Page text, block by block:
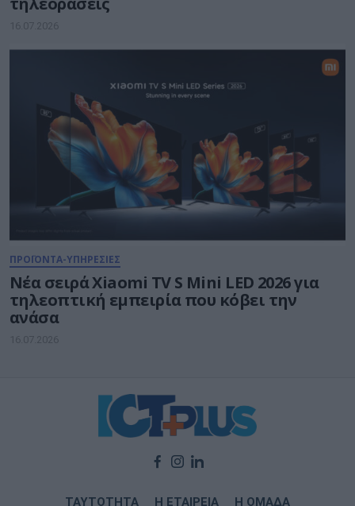
16.07.2026
ΠΡΟΪΟΝΤΑ-ΥΠΗΡΕΣΙΕΣ
Νέα σειρά Xiaomi TV S Mini LED 2026 για
τηλεοπτική εμπειρία που κόβει την
ανάσα
16.07.2026
ΤΑΥΤΟΤΗΤΑ Η ΕΤΑΙΡΕΙΑ Η ΟΜΑΔΑ